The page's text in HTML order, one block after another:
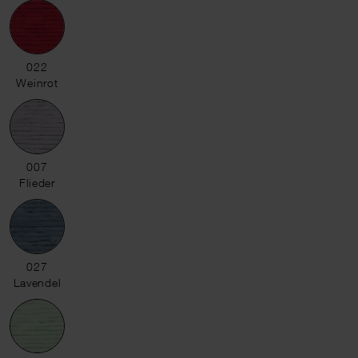
022 Weinrot
022
Weinrot
007 Flieder
007
Flieder
027 Lavendel
027
Lavendel